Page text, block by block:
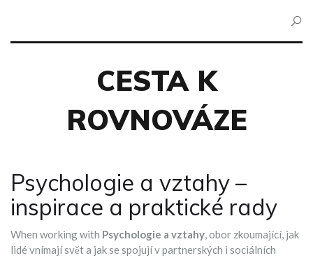
CESTA K
ROVNOVÁZE
Psychologie a vztahy –
inspirace a praktické rady
When working with Psychologie a vztahy,obor zkoumající, jak
lidé vnímají svět a jak se spojují v partnerských i sociálních